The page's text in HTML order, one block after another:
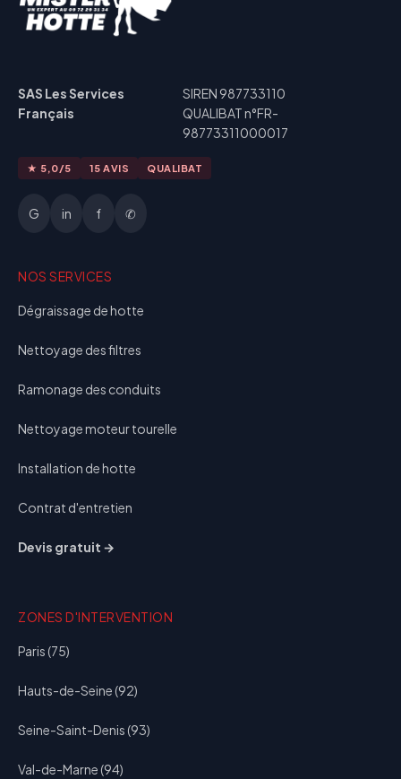
SAS Les Services
Français
SIREN 987733110
QUALIBAT n°FR-
98773311000017
★ 5,0/5 15 AVIS QUALIBAT
G in f ✆
NOS SERVICES
Dégraissage de hotte
Nettoyage des filtres
Ramonage des conduits
Nettoyage moteur tourelle
Installation de hotte
Contrat d'entretien
Devis gratuit →
ZONES D'INTERVENTION
Paris (75)
Hauts-de-Seine (92)
Seine-Saint-Denis (93)
Val-de-Marne (94)